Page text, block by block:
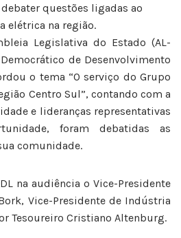
questões ligadas ao
elétrica na região.
Legislativa do Estado (AL-
de Desenvolvimento
o tema “O serviço do Grupo
Centro Sul”, contando com a
e lideranças representativas
foram debatidas as
comunidade.
na audiência o Vice-Presidente
Vice-Presidente de Indústria
Tesoureiro Cristiano Altenburg.